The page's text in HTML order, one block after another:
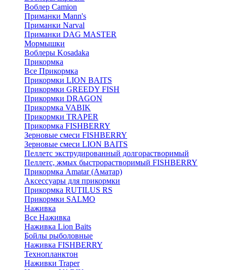
Воблер Camion
Приманки Mann's
Приманки Narval
Приманки DAG MASTER
Мормышки
Воблеры Kosadaka
Прикормка
Все Прикормка
Прикормки LION BAITS
Прикормки GREEDY FISH
Прикормки DRAGON
Прикормка VABIK
Прикормки TRAPER
Прикормка FISHBERRY
Зерновые смеси FISHBERRY
Зерновые смеси LION BAITS
Пеллетс экструдированный долгорастворимый
Пеллетс, жмых быстрорастворимый FISHBERRY
Прикормка Amatar (Аматар)
Аксессуары для прикормки
Прикормка RUTILUS RS
Прикормки SALMO
Наживка
Все Наживка
Наживка Lion Baits
Бойлы рыболовные
Наживка FISHBERRY
Технопланктон
Наживки Traper